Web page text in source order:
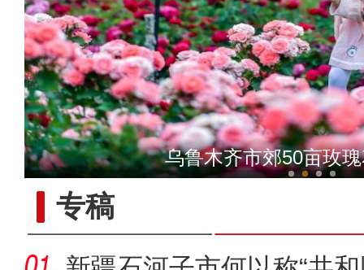
《游在新疆、吃住在兵团》
乌鲁木齐市郊50亩玫
专稿